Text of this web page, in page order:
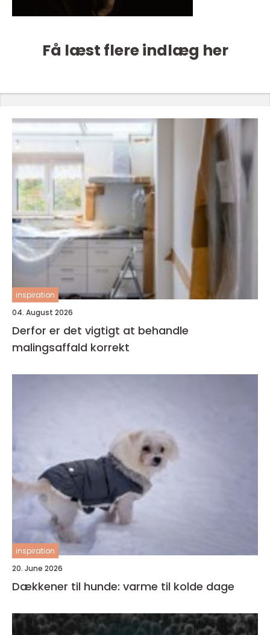
Få læst flere indlæg her
inspiration
04. August 2026
Derfor er det vigtigt at behandle
malingsaffald korrekt
inspiration
20. June 2026
Dækkener til hunde: varme til kolde dage